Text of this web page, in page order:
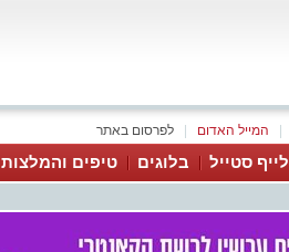
לפרסום באתר המייל האדום
לייף סטייל בלוגים טיפים והמלצות